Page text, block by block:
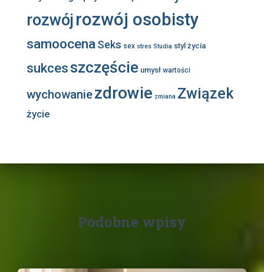
rozwójrozwój osobisty
samoocenaSeks sex stres Studia styl życia
sukcesszczęście umysł wartości
wychowaniezdrowie zmiana Związek
życie
Podobne wpisy